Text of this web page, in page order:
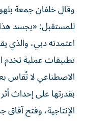
وقال خلفان جمعة
للمستقبل: «يجسد
اعتمدته دبي، والذي
تطبيقات عملية تخدم
الاصطناعي لا تُقاس
بقدرتها على إحداث
الإنتاجية، وفتح آفاق